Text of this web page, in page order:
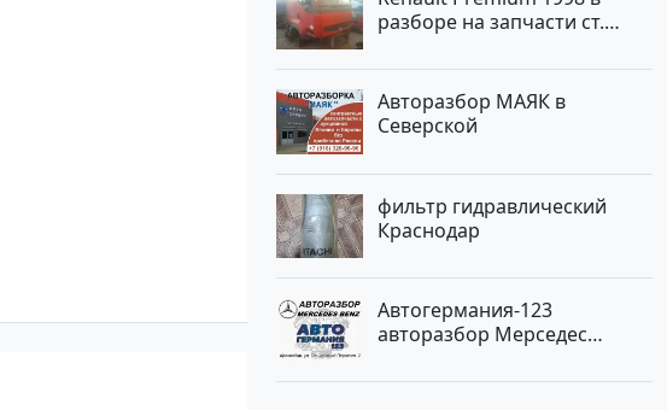
разборе на запчасти ст.
Авторазбор МАЯК в
Северской
фильтр гидравлический
Краснодар
Автогермания-123
авторазбор Мерседес